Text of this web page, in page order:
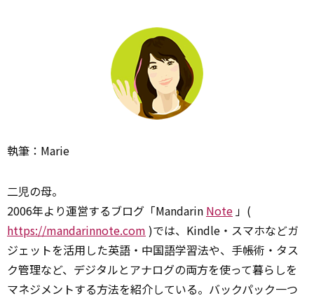
執筆：Marie
二児の母。
2006年より運営するブログ「Mandarin Note 」(
https://mandarinnote.com )では、Kindle・スマホなどガ
ジェットを活用した英語・中国語学習法や、手帳術・タス
ク管理など、デジタルとアナログの両方を使って暮らしを
マネジメントする方法を紹介している。バックパック一つ